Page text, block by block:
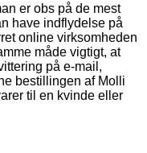
er obs på de mest
have indflydelse på
online virksomheden
måde vigtigt, at
på e-mail,
bestillingen af Molli
til en kvinde eller